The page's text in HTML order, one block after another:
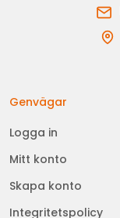
Genvägar
Logga in
Mitt konto
Skapa konto
Integritetspolicy